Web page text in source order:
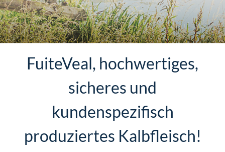
FuiteVeal, hochwertiges,
sicheres und
kundenspezifisch
produziertes Kalbfleisch!